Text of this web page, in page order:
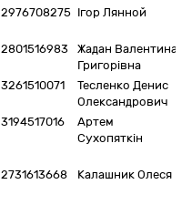
2976708275 Ігор Лянной
2801516983
Жадан Валентина
Григорівна
3261510071
Тесленко Денис
Олександрович
3194517016
Артем
Сухопяткін
2731613668 Калашник Олеся